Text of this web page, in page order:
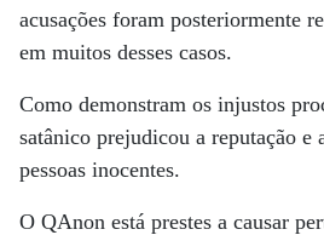
acusações foram posteriormente
em muitos desses casos.
Como demonstram os injustos
satânico prejudicou a reputação e
pessoas inocentes.
O QAnon está prestes a causar